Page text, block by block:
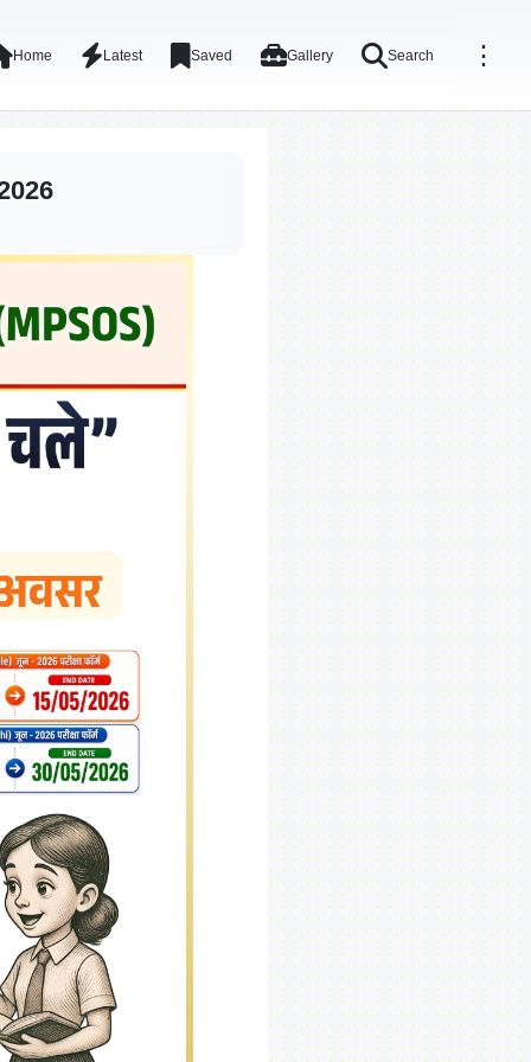
Home Latest Saved Gallery Search ⋮